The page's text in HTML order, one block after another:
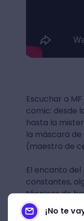
Escuchar a
comic: desde
hasta la
la máscara
(maestro de
El encanto
constantes,
técnicas de
nuestros
multitasking.
¡No te